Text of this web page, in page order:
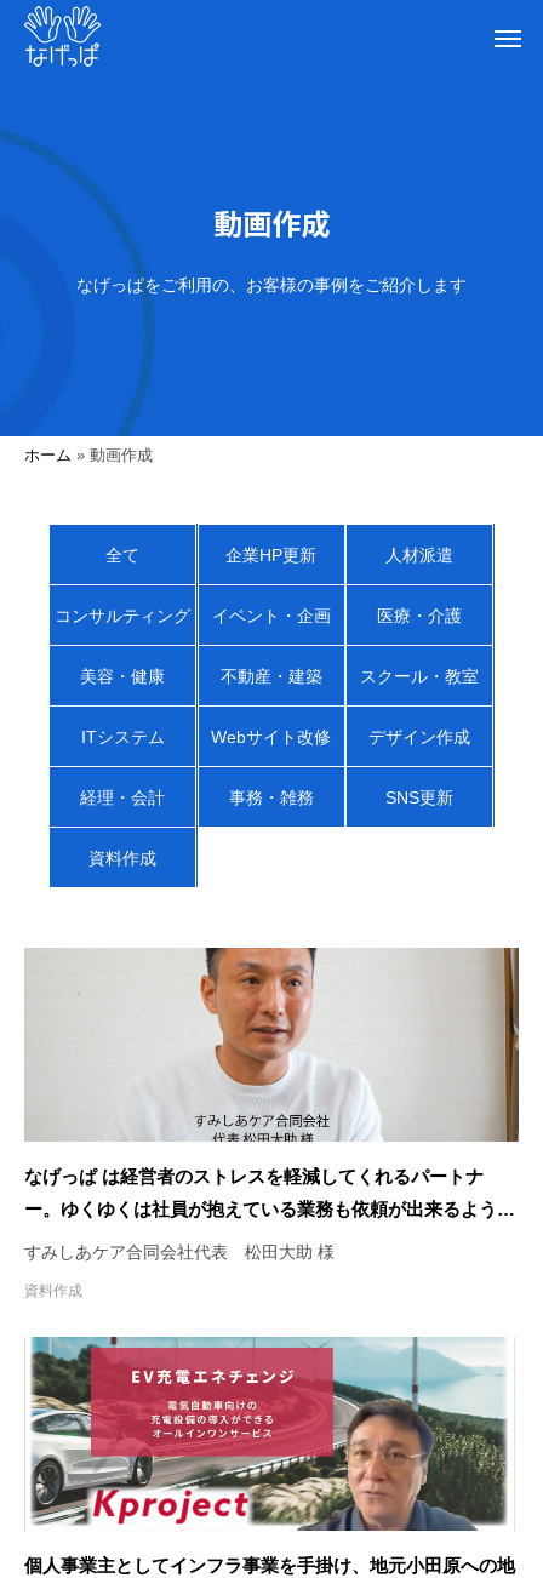
動画作成
なげっぱをご利用の、お客様の事例をご紹介します
ホーム » 動画作成
全て 企業HP更新 人材派遣
コンサルティング イベント・企画 医療・介護
美容・健康 不動産・建築 スクール・教室
ITシステム Webサイト改修 デザイン作成
経理・会計 事務・雑務 SNS更新
資料作成
なげっぱ は経営者のストレスを軽減してくれるパートナ
ー。ゆくゆくは社員が抱えている業務も依頼が出来るように
なればいいと考えています。
すみしあケア合同会社代表 松田大助 様
資料作成
個人事業主としてインフラ事業を手掛け、地元小田原への地